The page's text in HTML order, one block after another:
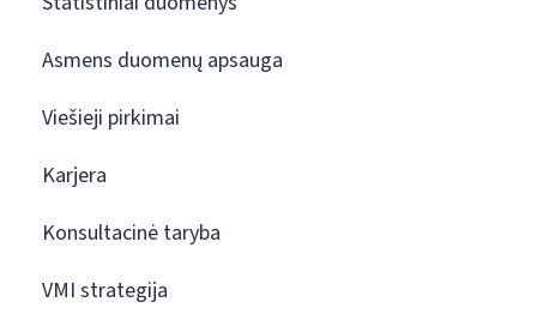
Asmens duomenų apsauga
Viešieji pirkimai
Karjera
Konsultacinė taryba
VMI strategija